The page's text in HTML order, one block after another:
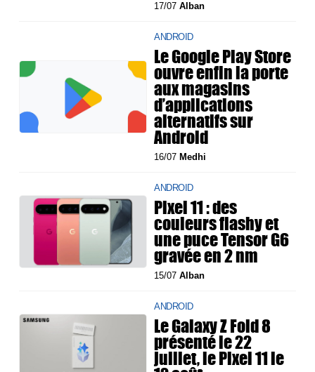
17/07Alban
ANDROID
Le Google Play Store
ouvre enfin la porte
aux magasins
d’applications
alternatifs sur
Android
16/07 Medhi
ANDROID
Pixel 11 : des
couleurs flashy et
une puce Tensor G6
gravée en 2 nm
15/07Alban
ANDROID
Le Galaxy Z Fold 8
présenté le 22
juillet, le Pixel 11 le